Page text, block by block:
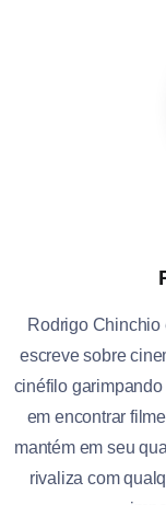
Rodrigo Chinchio
escreve sobre
cinéfilo
em encontrar
mantém em seu
rivaliza com